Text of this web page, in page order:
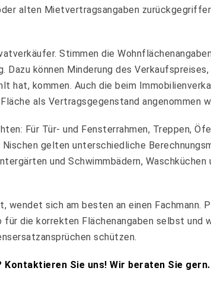
alten Mietvertragsangaben
Stimmen die
können Minderung des
hat, kommen. Auch die beim
als Vertragsgegenstand angenommen
Für Tür- und Fensterrahmen, Treppen,
gelten unterschiedliche
und Schwimmbädern, Waschküchen
wendet sich am besten an einen Fachmann.
die korrekten Flächenangaben selbst und
schützen.
Kontaktieren Sie uns! Wir beraten Sie gern.